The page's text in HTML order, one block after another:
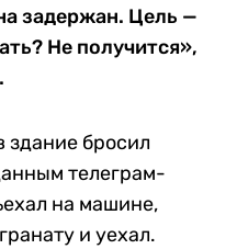
задержан. Цель —
Не получится»,
здание бросил
телеграм-
на машине,
и уехал.